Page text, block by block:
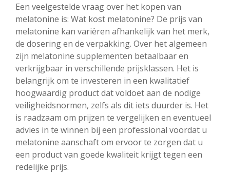
Een veelgestelde vraag over het kopen van
melatonine is: Wat kost melatonine? De prijs van
melatonine kan variëren afhankelijk van het merk,
de dosering en de verpakking. Over het algemeen
zijn melatonine supplementen betaalbaar en
verkrijgbaar in verschillende prijsklassen. Het is
belangrijk om te investeren in een kwalitatief
hoogwaardig product dat voldoet aan de nodige
veiligheidsnormen, zelfs als dit iets duurder is. Het
is raadzaam om prijzen te vergelijken en eventueel
advies in te winnen bij een professional voordat u
melatonine aanschaft om ervoor te zorgen dat u
een product van goede kwaliteit krijgt tegen een
redelijke prijs.